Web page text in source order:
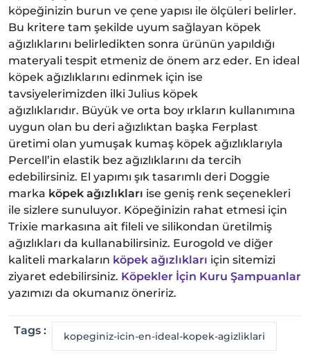
köpeğinizin burun ve çene yapısı ile ölçüleri belirler.
Bu kritere tam şekilde uyum sağlayan köpek
ağızlıklarını belirledikten sonra ürünün yapıldığı
materyali tespit etmeniz de önem arz eder. En ideal
köpek ağızlıklarını edinmek için ise
tavsiyelerimizden ilki Julius köpek
ağızlıklarıdır. Büyük ve orta boy ırkların kullanımına
uygun olan bu deri ağızlıktan başka Ferplast
üretimi olan yumuşak kumaş köpek ağızlıklarıyla
Percell’in elastik bez ağızlıklarını da tercih
edebilirsiniz. El yapımı şık tasarımlı deri Doggie
marka köpek ağızlıkları ise geniş renk seçenekleri
ile sizlere sunuluyor. Köpeğinizin rahat etmesi için
Trixie markasına ait fileli ve silikondan üretilmiş
ağızlıkları da kullanabilirsiniz. Eurogold ve diğer
kaliteli markaların köpek ağızlıkları için sitemizi
ziyaret edebilirsiniz. Köpekler İçin Kuru Şampuanlar
yazımızı da okumanız öneririz.
Tags : kopeginiz-icin-en-ideal-kopek-agizliklari